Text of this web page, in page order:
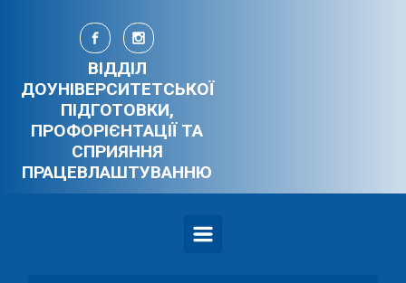
Skip to main content
ВІДДІЛ
ДОУНІВЕРСИТЕТСЬКОЇ
ПІДГОТОВКИ,
ПРОФОРІЄНТАЦІЇ ТА
СПРИЯННЯ
ПРАЦЕВЛАШТУВАННЮ